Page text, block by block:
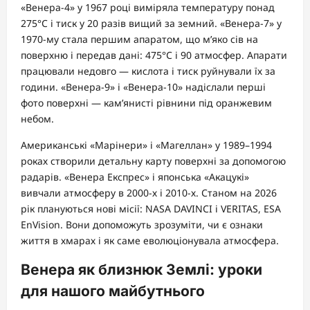
«Венера-4» у 1967 році виміряла температуру понад
275°C і тиск у 20 разів вищий за земний. «Венера-7» у
1970-му стала першим апаратом, що м’яко сів на
поверхню і передав дані: 475°C і 90 атмосфер. Апарати
працювали недовго — кислота і тиск руйнували їх за
години. «Венера-9» і «Венера-10» надіслали перші
фото поверхні — кам’янисті рівнини під оранжевим
небом.
Американські «Марінери» і «Магеллан» у 1989–1994
роках створили детальну карту поверхні за допомогою
радарів. «Венера Експрес» і японська «Акацукі»
вивчали атмосферу в 2000-х і 2010-х. Станом на 2026
рік плануються нові місії: NASA DAVINCI і VERITAS, ESA
EnVision. Вони допоможуть зрозуміти, чи є ознаки
життя в хмарах і як саме еволюціонувала атмосфера.
Венера як близнюк Землі: уроки
для нашого майбутнього